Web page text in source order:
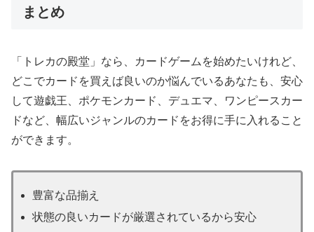
まとめ
「トレカの殿堂」なら、カードゲームを始めたいけれど、
どこでカードを買えば良いのか悩んでいるあなたも、安心
して遊戯王、ポケモンカード、デュエマ、ワンピースカー
ドなど、幅広いジャンルのカードをお得に手に入れること
ができます。
豊富な品揃え
状態の良いカードが厳選されているから安心